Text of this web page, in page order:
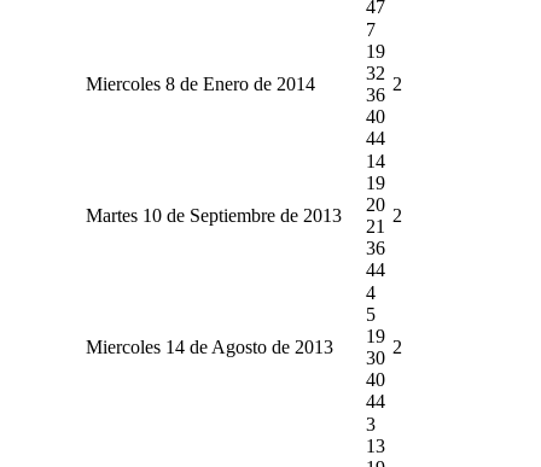
47
Miercoles 8 de Enero de 2014
7
19
32
36
40
44
2
Martes 10 de Septiembre de 2013
14
19
20
21
36
44
2
Miercoles 14 de Agosto de 2013
4
5
19
30
40
44
2
3
13